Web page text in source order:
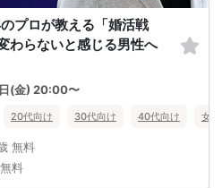
プロが教える「婚活戦
わらないと感じる男性へ
(金) 20:00〜
20代向け 30代向け 40代向け 女
無料
無料